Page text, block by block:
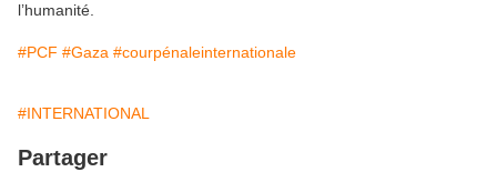
l’humanité.
#PCF #Gaza #courpénaleinternationale
#INTERNATIONAL
Partager